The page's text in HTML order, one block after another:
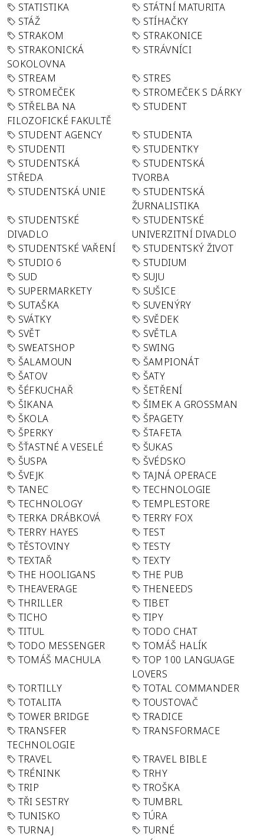
STATISTIKA
STÁTNÍ MATURITA
STÁŽ
STÍHAČKY
STRAKOM
STRAKONICE
STRAKONICKÁ
SOKOLOVNA
STRÁVNÍCI
STREAM
STRES
STROMEČEK
STROMEČEK S DÁRKY
STŘELBA NA
FILOZOFICKÉ FAKULTĚ
STUDENT
STUDENT AGENCY
STUDENTA
STUDENTI
STUDENTKY
STUDENTSKÁ
STŘEDA
STUDENTSKÁ
TVORBA
STUDENTSKÁ UNIE
STUDENTSKÁ
ŽURNALISTIKA
STUDENTSKÉ
DIVADLO
STUDENTSKÉ
UNIVERZITNÍ DIVADLO
STUDENTSKÉ VAŘENÍ
STUDENTSKÝ ŽIVOT
STUDIO 6
STUDIUM
SUD
SUJU
SUPERMARKETY
SUŠICE
SUTAŠKA
SUVENÝRY
SVÁTKY
SVĚDEK
SVĚT
SVĚTLA
SWEATSHOP
SWING
ŠALAMOUN
ŠAMPIONÁT
ŠATOV
ŠATY
ŠÉFKUCHAŘ
ŠETŘENÍ
ŠIKANA
ŠIMEK A GROSSMAN
ŠKOLA
ŠPAGETY
ŠPERKY
ŠTAFETA
ŠŤASTNÉ A VESELÉ
ŠUKAS
ŠUSPA
ŠVÉDSKO
ŠVEJK
TAJNÁ OPERACE
TANEC
TECHNOLOGIE
TECHNOLOGY
TEMPLESTORE
TERKA DRÁBKOVÁ
TERRY FOX
TERRY HAYES
TEST
TĚSTOVINY
TESTY
TEXTAŘ
TEXTY
THE HOOLIGANS
THE PUB
THEAVERAGE
THENEEDS
THRILLER
TIBET
TICHO
TIPY
TITUL
TODO CHAT
TODO MESSENGER
TOMÁŠ HALÍK
TOMÁŠ MACHULA
TOP 100 LANGUAGE
LOVERS
TORTILLY
TOTAL COMMANDER
TOTALITA
TOUSTOVAČ
TOWER BRIDGE
TRADICE
TRANSFER
TECHNOLOGIE
TRANSFORMACE
TRAVEL
TRAVEL BIBLE
TRÉNINK
TRHY
TRIP
TROŠKA
TŘI SESTRY
TUMBRL
TUNISKO
TÚRA
TURNAJ
TURNÉ